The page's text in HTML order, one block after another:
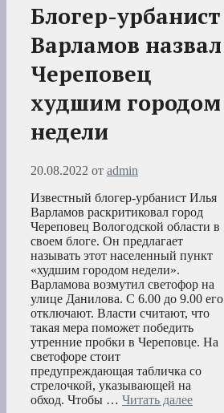
Блогер-урбанист
Варламов назвал
Череповец
худшим городом
недели
20.08.2022 от admin
Известный блогер-урбанист Илья
Варламов раскритиковал город
Череповец Вологодской области в
своем блоге. Он предлагает
называть этот населенный пункт
«худшим городом недели».
Варламова возмутил светофор на
улице Данилова. С 6.00 до 9.00 его
отключают. Власти считают, что
такая мера поможет победить
утренние пробки в Череповце. На
светофоре стоит
предупреждающая табличка со
стрелочкой, указывающей на
обход. Чтобы … Читать далее